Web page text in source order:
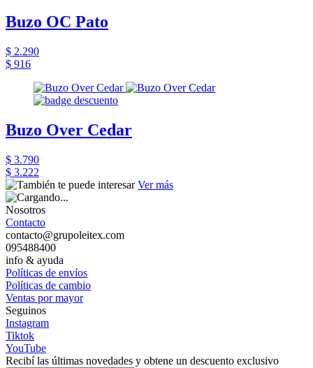
Buzo OC Pato
$ 2.290
$ 916
Buzo Over Cedar
$ 3.790
$ 3.222
Ver más
Nosotros
Contacto
contacto@grupoleitex.com
095488400
info & ayuda
Políticas de envíos
Políticas de cambio
Ventas por mayor
Seguinos
Instagram
Tiktok
YouTube
Recibí las últimas novedades y obtene un descuento exclusivo